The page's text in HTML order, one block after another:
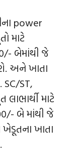
power
માટે
બેમાંથી જે
અને ખાતા
ST,
માટે
બે માંથી જે
ખાતા